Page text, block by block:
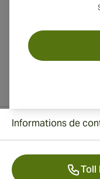
Informations de
Toll